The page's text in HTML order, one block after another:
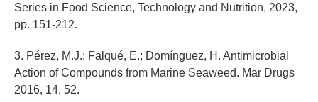
Series in Food Science, Technology and Nutrition, 2023,
pp. 151-212.
3. Pérez, M.J.; Falqué, E.; Domínguez, H. Antimicrobial
Action of Compounds from Marine Seaweed. Mar Drugs
2016, 14, 52.